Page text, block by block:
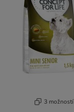
3 možností